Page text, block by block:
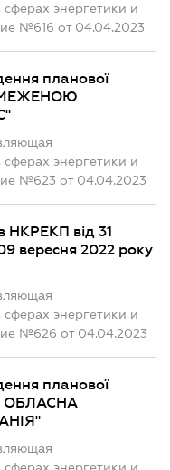
энергетики и
№616 от 04.04.2023
планової
энергетики и
№623 от 04.04.2023
НКРЕКП від 31
вересня 2022 року
энергетики и
№626 от 04.04.2023
планової
ОБЛАСНА